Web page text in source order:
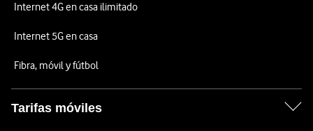
Internet 4G en casa ilimitado
Internet 5G en casa
Fibra, móvil y fútbol
Tarifas móviles